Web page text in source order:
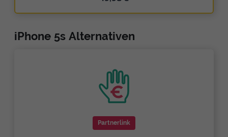
iPhone 5s Alternativen
Partnerlink